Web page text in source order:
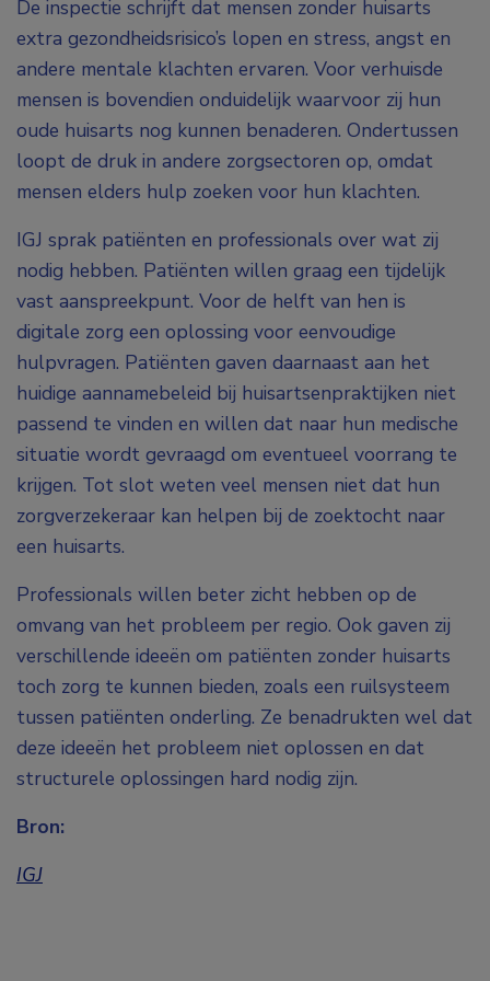
De inspectie schrijft dat mensen zonder huisarts
extra gezondheidsrisico’s lopen en stress, angst en
andere mentale klachten ervaren. Voor verhuisde
mensen is bovendien onduidelijk waarvoor zij hun
oude huisarts nog kunnen benaderen. Ondertussen
loopt de druk in andere zorgsectoren op, omdat
mensen elders hulp zoeken voor hun klachten.
IGJ sprak patiënten en professionals over wat zij
nodig hebben. Patiënten willen graag een tijdelijk
vast aanspreekpunt. Voor de helft van hen is
digitale zorg een oplossing voor eenvoudige
hulpvragen. Patiënten gaven daarnaast aan het
huidige aannamebeleid bij huisartsenpraktijken niet
passend te vinden en willen dat naar hun medische
situatie wordt gevraagd om eventueel voorrang te
krijgen. Tot slot weten veel mensen niet dat hun
zorgverzekeraar kan helpen bij de zoektocht naar
een huisarts.
Professionals willen beter zicht hebben op de
omvang van het probleem per regio. Ook gaven zij
verschillende ideeën om patiënten zonder huisarts
toch zorg te kunnen bieden, zoals een ruilsysteem
tussen patiënten onderling. Ze benadrukten wel dat
deze ideeën het probleem niet oplossen en dat
structurele oplossingen hard nodig zijn.
Bron:
IGJ